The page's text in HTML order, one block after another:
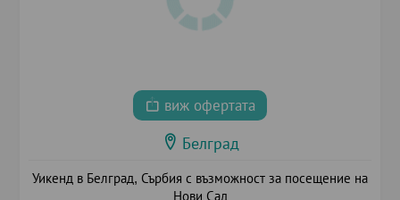
виж офертата
Белград
Уикенд в Белград, Сърбия с възможност за посещение на
Нови Сад